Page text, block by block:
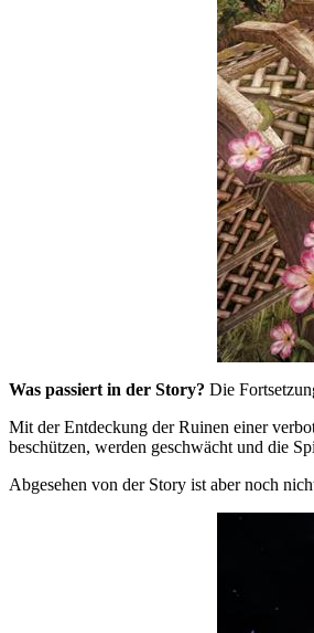
Was passiert in der Story? Die
Mit der Entdeckung der Ruinen einer
beschützen, werden geschwächt und die
Abgesehen von der Story ist aber noch